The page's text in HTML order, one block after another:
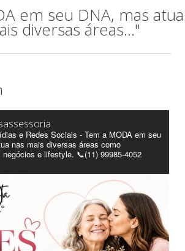
em seu DNA, mas atua
diversas áreas..."
e Redes Sociais - Tem a MODA em seu
nas mais diversas áreas como
negócios e lifestyle. 📞(11) 99985-4052